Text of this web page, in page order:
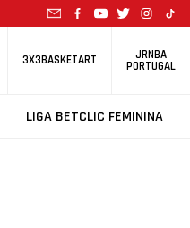
3X3BASKETART JRNBA
PORTUGAL
LIGA BETCLIC FEMININA